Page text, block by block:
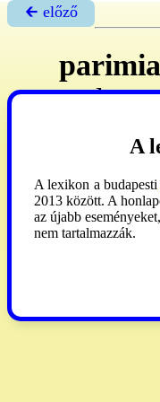
🡰 előző
parimia
melyet
A
A lexikon a budapesti
2013 között. A
az újabb
nem tartalmazzák.